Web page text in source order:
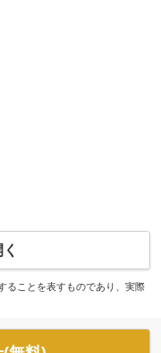
ることを表すものであり、実際